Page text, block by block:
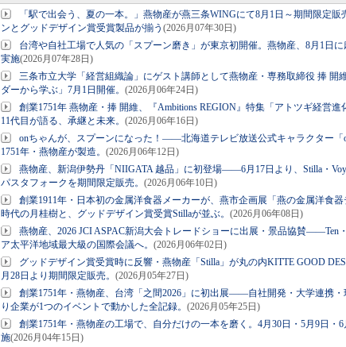
「駅で出会う、夏の一本。」燕物産が燕三条WINGにて8月1日～期間限定
ンとグッドデザイン賞受賞製品が揃う (2026月07年30日)
台湾や自社工場で人気の「スプーン磨き」が東京初開催。燕物産、8月1日
実施(2026月07年28日)
三条市立大学「経営組織論」にゲスト講師として燕物産・専務取締役 捧
ダーから学ぶ」7月1日開催。 (2026月06年24日)
創業1751年 燕物産・捧 開維、『Ambitions REGION』特集「アトツギ経営
11代目が語る、承継と未来。 (2026月06年16日)
onちゃんが、スプーンになった！――北海道テレビ放送公式キャラクター「
1751年・燕物産が製造。 (2026月06年12日)
燕物産、新潟伊勢丹「NIIGATA 越品」に初登場――6月17日より、Stilla・
パスタフォークを期間限定販売。 (2026月06年10日)
創業1911年・日本初の金属洋食器メーカーが、燕市企画展「燕の金属洋食
時代の月桂樹と、グッドデザイン賞受賞Stillaが並ぶ。 (2026月06年08日)
燕物産、2026 JCI ASPAC新潟大会トレードショーに出展・景品協賛――Ten
ア太平洋地域最大級の国際会議へ。 (2026月06年02日)
グッドデザイン賞受賞時に反響・燕物産「Stilla」が丸の内KITTE GOOD
月28日より期間限定販売。 (2026月05年27日)
創業1751年・燕物産、台湾「之間2026」に初出展――自社開発・大学連携・
り企業が1つのイベントで動かした全記録。 (2026月05年25日)
創業1751年・燕物産の工場で、自分だけの一本を磨く。4月30日・5月9日・
施(2026月04年15日)